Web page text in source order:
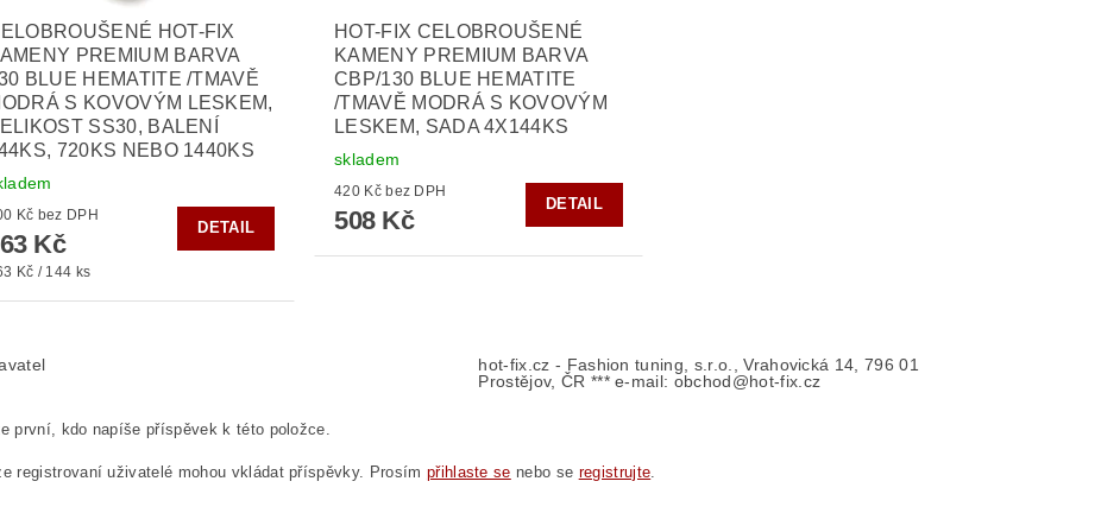
HOT-FIX
PREMIUM BARVA
BLUE HEMATITE /TMAVĚ
S KOVOVÝM LESKEM,
SS30, BALENÍ
720KS NEBO 1440KS
300 Kč bez DPH
Kč
Kč / 144 ks
DETAIL
HOT-FIX CELOBROUŠENÉ
KAMENY PREMIUM BARVA
CBP/130 BLUE HEMATITE
/TMAVĚ MODRÁ S KOVOVÝM
LESKEM, SADA 4X144KS
skladem
420 Kč bez DPH
508 Kč
DETAIL
hot-fix.cz - Fashion tuning, s.r.o., Vrahovická 14, 796 01
Prostějov, ČR *** e-mail: obchod@hot-fix.cz
první, kdo napíše příspěvek k této položce.
registrovaní uživatelé mohou vkládat příspěvky. Prosím přihlaste se nebo se registrujte